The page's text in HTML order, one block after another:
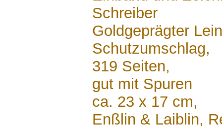
Schreiber
Goldgeprägter
Schutzumschlag,
319 Seiten,
gut mit Spuren
ca. 23 x 17 cm,
Enßlin & Laiblin,